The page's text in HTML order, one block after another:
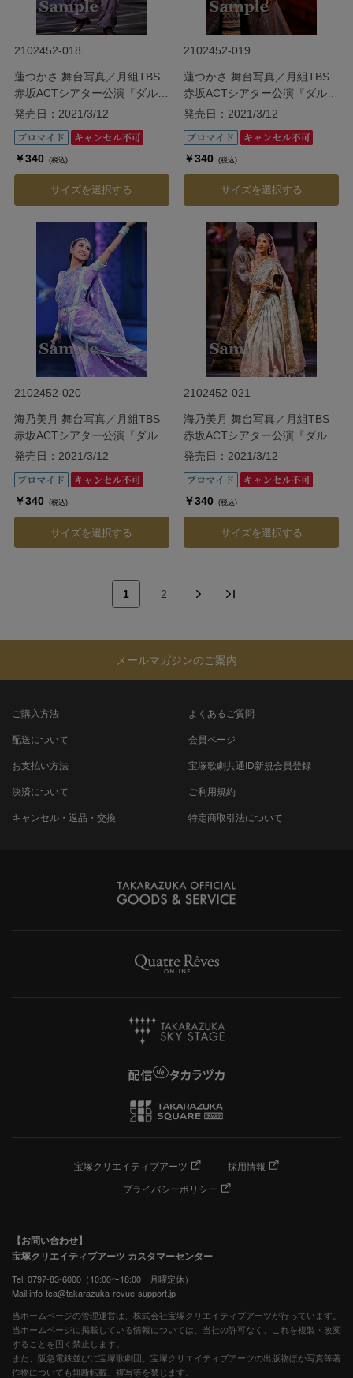
2102452-018
蓮つかさ 舞台写真／月組TBS
赤坂ACTシアター公演『ダル・
レークの恋』
発売日：2021/3/12
￥340 (税込)
サイズを選択する
2102452-019
蓮つかさ 舞台写真／月組TBS
赤坂ACTシアター公演『ダル・
レークの恋』
発売日：2021/3/12
￥340 (税込)
サイズを選択する
2102452-020
海乃美月 舞台写真／月組TBS
赤坂ACTシアター公演『ダル・
レークの恋』
発売日：2021/3/12
￥340 (税込)
サイズを選択する
2102452-021
海乃美月 舞台写真／月組TBS
赤坂ACTシアター公演『ダル・
レークの恋』
発売日：2021/3/12
￥340 (税込)
サイズを選択する
1 2
メールマガジンのご案内
ご購入方法
配送について
お支払い方法
決済について
キャンセル・返品・交換
よくあるご質問
会員ページ
宝塚歌劇共通ID新規会員登録
ご利用規約
特定商取引法について
宝塚クリエイティブアーツ
採用情報
プライバシーポリシー
【お問い合わせ】
宝塚クリエイティブアーツ カスタマーセンター
Tel. 0797-83-6000（10:00〜18:00 月曜定休）
Mail info-tca@takarazuka-revue-support.jp
当ホームページの管理運営は、株式会社宝塚クリエイティブアーツが行っています。
当ホームページに掲載している情報については、当社の許可なく、これを複製・改変
することを固く禁止します。
また、阪急電鉄並びに宝塚歌劇団、宝塚クリエイティブアーツの出版物ほか写真等著
作物についても無断転載、複写等を禁じます。